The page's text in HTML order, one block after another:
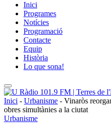
Inici
Programes
Notícies
Programació
Contacte
Equip
Història
Lo que sona!
Inici - Urbanisme - Vinaròs
obres simultànies a la ciutat
Urbanisme